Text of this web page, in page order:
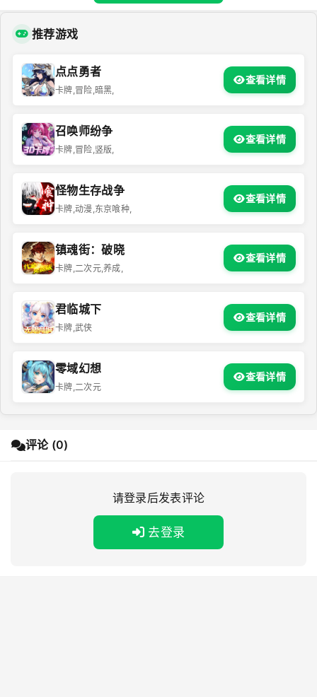
推荐游戏
点点勇者
卡牌,冒险,暗黑,
查看详情
召唤师纷争
卡牌,冒险,竖版,
查看详情
怪物生存战争
卡牌,动漫,东京喰种,
查看详情
镇魂街：破晓
卡牌,二次元,养成,
查看详情
君临城下
卡牌,武侠
查看详情
零域幻想
卡牌,二次元
查看详情
评论 (0)
请登录后发表评论
去登录